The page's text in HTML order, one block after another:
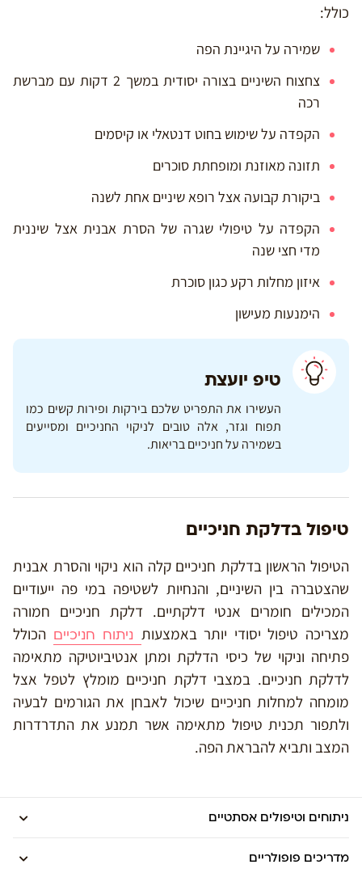
כולל:
שמירה על היגיינת הפה
צחצוח השיניים בצורה יסודית במשך 2 דקות עם מברשת
רכה
הקפדה על שימוש בחוט דנטאלי או קיסמים
תזונה מאוזנת ומופחתת סוכרים
ביקורת קבועה אצל רופא שיניים אחת לשנה
הקפדה על טיפולי שגרה של הסרת אבנית אצל שיננית
מדי חצי שנה
איזון מחלות רקע כגון סוכרת
הימנעות מעישון
טיפ יועצת
העשירו את התפריט שלכם בירקות ופירות קשים כמו
תפוח וגזר, אלה טובים לניקוי החניכיים ומסייעים
בשמירה על חניכיים בריאות.
טיפול בדלקת חניכיים
הטיפול הראשון בדלקת חניכיים קלה הוא ניקוי והסרת אבנית
שהצטברה בין השיניים, והנחיות לשטיפה במי פה ייעודיים
המכילים חומרים אנטי דלקתיים. דלקת חניכיים חמורה
מצריכה טיפול יסודי יותר באמצעות ניתוח חניכיים הכולל
פתיחה וניקוי של כיסי הדלקת ומתן אנטיביוטיקה מתאימה
לדלקת חניכיים. במצבי דלקת חניכיים מומלץ לטפל אצל
מומחה למחלות חניכיים שיכול לאבחן את הגורמים לבעיה
ולתפור תכנית טיפול מתאימה אשר תמנע את התדרדרות
המצב ותביא להבראת הפה.
ניתוחים וטיפולים אסתטיים
מדריכים פופולריים